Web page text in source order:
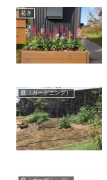
花き
庭（ガーデニング）